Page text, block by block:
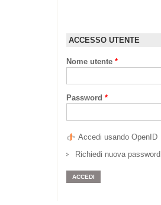
ACCESSO UTENTE
Nome utente *
Password *
Accedi usando OpenID
Richiedi nuova password